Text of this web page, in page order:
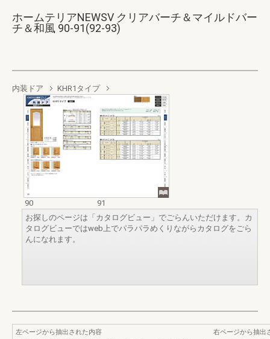
ホームテリアNEWSV クリアバーチ＆マイルドバー
チ＆和風 90-91(92-93)
内装ドア KHR1タイプ
90
91
お探しのページは「カタログビュー」でごらんいただけます。カ
タログビューではweb上でパラパラめくりながらカタログをごら
んになれます。
左ページから抽出された内容
右ページから抽出